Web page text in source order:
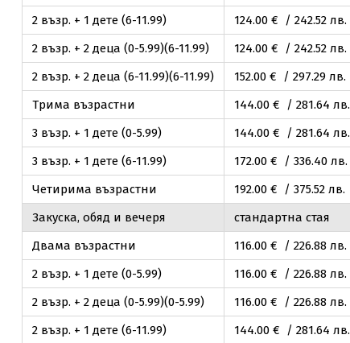
2 възр. + 1 дете (6-11.99)
124.00€ / 242.52лв.
2 възр. + 2 деца (0-5.99)(6-11.99)
124.00€ / 242.52лв.
2 възр. + 2 деца (6-11.99)(6-11.99)
152.00€ / 297.29лв.
Трима възрастни
144.00€ / 281.64 лв.
3 възр. + 1 дете (0-5.99)
144.00€ / 281.64 лв.
3 възр. + 1 дете (6-11.99)
172.00€ / 336.40лв.
Четирима възрастни
192.00€ / 375.52лв.
Закуска, обяд и вечеря
стандартна стая
Двама възрастни
116.00€ / 226.88лв.
2 възр. + 1 дете (0-5.99)
116.00€ / 226.88лв.
2 възр. + 2 деца (0-5.99)(0-5.99)
116.00€ / 226.88лв.
2 възр. + 1 дете (6-11.99)
144.00€ / 281.64 лв.